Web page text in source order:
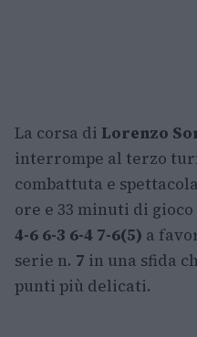
La corsa di Lorenzo
interrompe al terzo
combattuta e
ore e 33 minuti di
4-6 6-3 6-4 7-6(5) a
serie n. 7 in una sfida
punti più delicati.